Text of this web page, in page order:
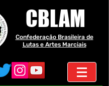
CBLAM
Confederação Brasileira de
Lutas e Artes Marciais